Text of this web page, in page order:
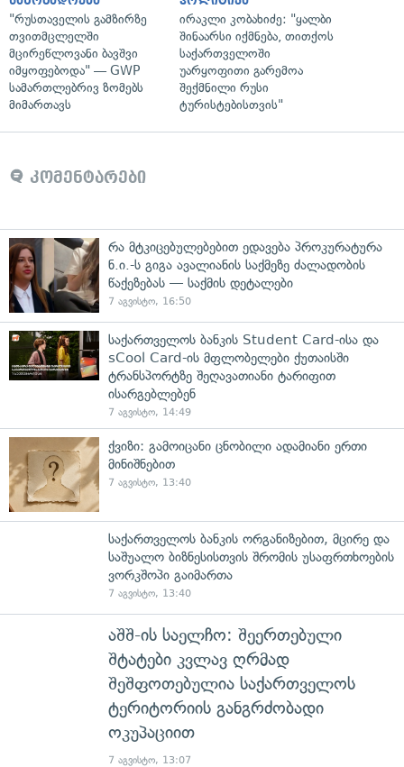
"რუსთაველის გამზირზე
თვითმცლელში
მცირეწლოვანი ბავშვი
იმყოფებოდა" — GWP
სამართლებრივ ზომებს
მიმართავს
ირაკლი კობახიძე: "ყალბი
შინაარსი იქმნება, თითქოს
საქართველოში
უარყოფითი გარემოა
შექმნილი რუსი
ტურისტებისთვის"
კომენტარები
რა მტკიცებულებებით ედავება პროკურატურა
ნ.ი.-ს გიგა ავალიანის საქმეზე ძალადობის
წაქეზებას — საქმის დეტალები
7 აგვისტო, 16:50
საქართველოს ბანკის Student Card-ისა და
sCool Card-ის მფლობელები ქუთაისში
ტრანსპორტზე შეღავათიანი ტარიფით
ისარგებლებენ
7 აგვისტო, 14:49
ქვიზი: გამოიცანი ცნობილი ადამიანი ერთი
მინიშნებით
7 აგვისტო, 13:40
საქართველოს ბანკის ორგანიზებით, მცირე და
საშუალო ბიზნესისთვის შრომის უსაფრთხოების
ვორკშოპი გაიმართა
7 აგვისტო, 13:40
აშშ-ის საელჩო: შეერთებული
შტატები კვლავ ღრმად
შეშფოთებულია საქართველოს
ტერიტორიის განგრძობადი
ოკუპაციით
7 აგვისტო, 13:07